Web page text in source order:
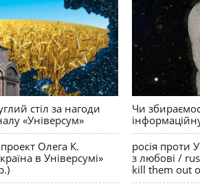
стіл за нагоди
«Універсум»
Олега К.
в Універсумі»
Чи
росія проти
з любові /
kill them out